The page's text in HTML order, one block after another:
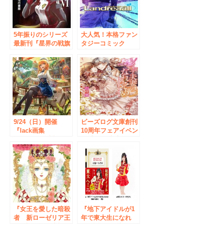
5年振りのシリーズ
最新刊『星界の戦旗
売を記念して
9/21（金）、著者・
森岡浩之先生サイン
会を開催！
大人気！本格ファン
タジーコミック
巻』発売を記念して
7/31（日）秋葉原・
書泉ブックタワーに
て、おがきちか先生
サイン会開催決定！
9/24（日）開催
『lack画集
lack先生サイン会◆
書泉ブックタワー
ビーズログ文庫創刊
10周年フェアイベン
オイ冬子先生 Wサ
イン会 9/17（土）書
泉ブックタワーにて
開催！
『女王を愛した暗殺
者 新ローゼリア王
『地下アイドルが1
年で東大生になれ